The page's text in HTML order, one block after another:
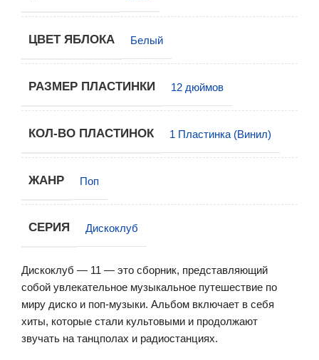
ЦВЕТ ЯБЛОКА Белый
РАЗМЕР ПЛАСТИНКИ 12 дюймов
КОЛ-ВО ПЛАСТИНОК 1 Пластинка (Винил)
ЖАНР Поп
СЕРИЯ Дискоклуб
Дискоклуб — 11 — это сборник, представляющий
собой увлекательное музыкальное путешествие по
миру диско и поп-музыки. Альбом включает в себя
хиты, которые стали культовыми и продолжают
звучать на танцполах и радиостанциях.